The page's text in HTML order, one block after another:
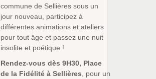
commune de Sellières sous un
jour nouveau, participez à
différentes animations et ateliers
pour tout âge et passez une nuit
insolite et poétique !
Rendez-vous dès 9H30, Place
de la Fidélité à Sellières , pour un